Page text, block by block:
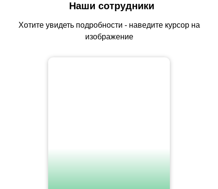
Наши сотрудники
Хотите увидеть подробности - наведите курсор на
изображение